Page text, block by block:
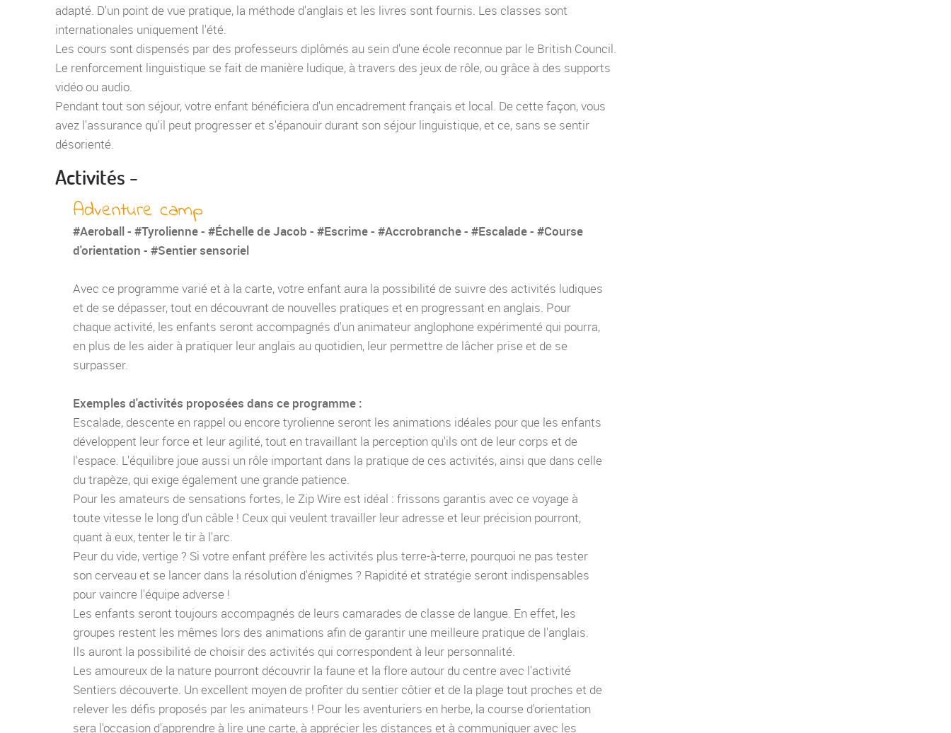
adapté. D'un point de vue pratique, la méthode d'anglais et les livres sont fournis. Les classes sont
internationales uniquement l'été.
Les cours sont dispensés par des professeurs diplômés au sein d'une école reconnue par le British Council.
Le renforcement linguistique se fait de manière ludique, à travers des jeux de rôle, ou grâce à des supports
vidéo ou audio.
Pendant tout son séjour, votre enfant bénéficiera d'un encadrement français et local. De cette façon, vous
avez l'assurance qu'il peut progresser et s'épanouir durant son séjour linguistique, et ce, sans se sentir
désorienté.
Activités -
Adventure camp
#Aeroball - #Tyrolienne - #Échelle de Jacob - #Escrime - #Accrobranche - #Escalade - #Course
d'orientation - #Sentier sensoriel
Avec ce programme varié et à la carte, votre enfant aura la possibilité de suivre des activités ludiques
et de se dépasser, tout en découvrant de nouvelles pratiques et en progressant en anglais. Pour
chaque activité, les enfants seront accompagnés d'un animateur anglophone expérimenté qui pourra,
en plus de les aider à pratiquer leur anglais au quotidien, leur permettre de lâcher prise et de se
surpasser.
Exemples d'activités proposées dans ce programme :
Escalade, descente en rappel ou encore tyrolienne seront les animations idéales pour que les enfants
développent leur force et leur agilité, tout en travaillant la perception qu'ils ont de leur corps et de
l'espace. L'équilibre joue aussi un rôle important dans la pratique de ces activités, ainsi que dans celle
du trapèze, qui exige également une grande patience.
Pour les amateurs de sensations fortes, le Zip Wire est idéal : frissons garantis avec ce voyage à
toute vitesse le long d'un câble ! Ceux qui veulent travailler leur adresse et leur précision pourront,
quant à eux, tenter le tir à l'arc.
Peur du vide, vertige ? Si votre enfant préfère les activités plus terre-à-terre, pourquoi ne pas tester
son cerveau et se lancer dans la résolution d'énigmes ? Rapidité et stratégie seront indispensables
pour vaincre l'équipe adverse !
Les enfants seront toujours accompagnés de leurs camarades de classe de langue. En effet, les
groupes restent les mêmes lors des animations afin de garantir une meilleure pratique de l'anglais.
Ils auront la possibilité de choisir des activités qui correspondent à leur personnalité.
Les amoureux de la nature pourront découvrir la faune et la flore autour du centre avec l'activité
Sentiers découverte. Un excellent moyen de profiter du sentier côtier et de la plage tout proches et de
relever les défis proposés par les animateurs ! Pour les aventuriers en herbe, la course d'orientation
sera l'occasion d'apprendre à lire une carte, à apprécier les distances et à communiquer avec les